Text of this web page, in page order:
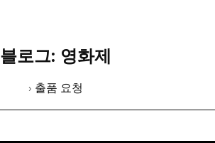
블로그: 영화제
› 출품 요청